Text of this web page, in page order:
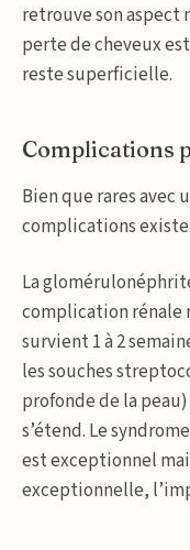
retrouve son aspect
perte de cheveux
reste superficielle.
Complications
Bien que rares
complications
La
complication rénale
survient 1 à 2
les souches
profonde de la
s’étend. Le
est exceptionnel
exceptionnelle,